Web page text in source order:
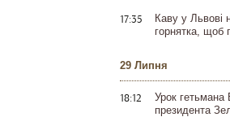
17:35
Каву у Львові
горнятка, щоб
29 Липня
18:12
Урок
президента